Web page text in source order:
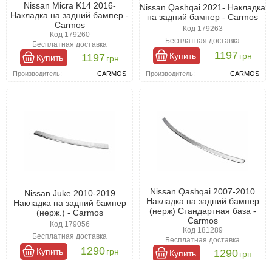
Nissan Micra K14 2016-
Накладка на задний бампер -
Carmos
Код 179260
Бесплатная доставка
Купить 1197 грн
Производитель: CARMOS
Nissan Qashqai 2021- Накладка
на задний бампер - Carmos
Код 179263
Бесплатная доставка
Купить 1197 грн
Производитель: CARMOS
Nissan Juke 2010-2019
Накладка на задний бампер
(нерж.) - Carmos
Код 179056
Бесплатная доставка
Купить 1290грн
Nissan Qashqai 2007-2010
Накладка на задний бампер
(нерж) Стандартная база -
Carmos
Код 181289
Бесплатная доставка
Купить 1290грн